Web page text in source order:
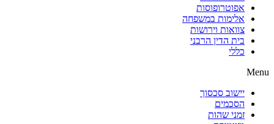
אפוטרופוסות
אלימות במשפחה
צוואות וירושות
בית הדין הרבני
כללי
Menu
יישוב סכסוך
הסכמים
זמני שהות